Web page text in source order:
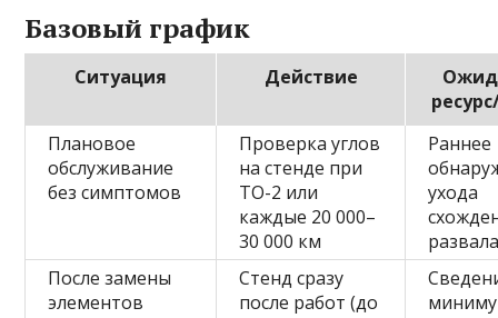
Базовый график
Ситуация Действие
Плановое
обслуживание
без симптомов
Проверка углов
на стенде при
ТО-2 или
каждые 20 000–
30 000 км
Раннее
ухода
После замены
элементов
Стенд сразу
после работ (до